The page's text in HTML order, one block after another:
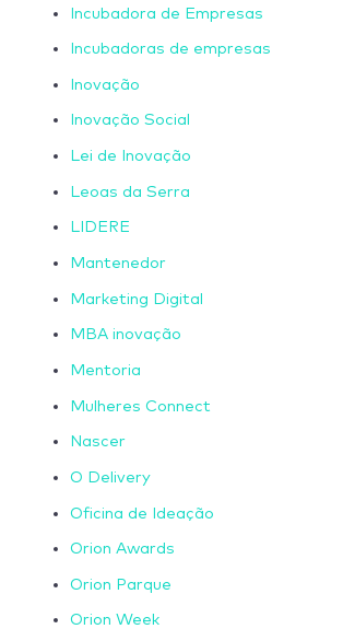
Incubadora de Empresas
Incubadoras de empresas
Inovação
Inovação Social
Lei de Inovação
Leoas da Serra
LIDERE
Mantenedor
Marketing Digital
MBA inovação
Mentoria
Mulheres Connect
Nascer
O Delivery
Oficina de Ideação
Orion Awards
Orion Parque
Orion Week